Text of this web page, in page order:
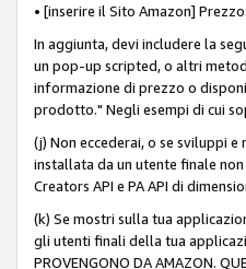
• [inserire il Sito Amazon]
In aggiunta, devi includere la
un pop-up scripted, o altri
informazione di prezzo o
prodotto." Negli esempi di cui
(j) Non eccederai, o se sviluppi e
installata da un utente finale
Creators API e PA API di
(k) Se mostri sulla tua
gli utenti finali della tua
PROVENGONO DA AMAZON.